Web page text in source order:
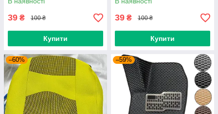
39 ₴ 100 ₴
Купити
39 ₴ 100 ₴
Купити
–60% –59%